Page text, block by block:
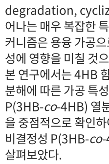
degradation,
어나는 매우 복잡한
커니즘은 용융 가공
성에 영향을 미칠 것
본 연구에서는 4HB
분해에 따른 가공 특
P(3HB-co-4HB) 열
을 중점적으로 확인
비결정성 P(3HB-co-
살펴보았다.